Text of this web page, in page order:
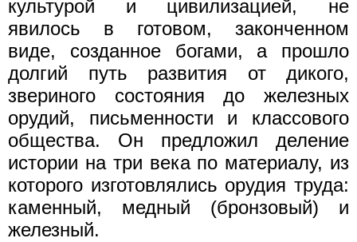
культурой и цивилизацией, не
явилось в готовом, законченном
виде, созданное богами, а прошло
долгий путь развития от дикого,
звериного состояния до железных
орудий, письменности и классового
общества. Он предложил деление
истории на три века по материалу, из
которого изготовлялись орудия труда:
каменный, медный (бронзовый) и
железный.